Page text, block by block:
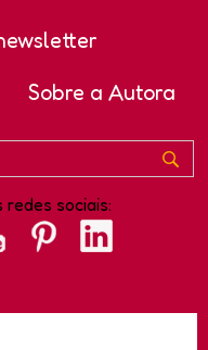
Sobre a Autora
redes sociais:
Cake Gourmet são